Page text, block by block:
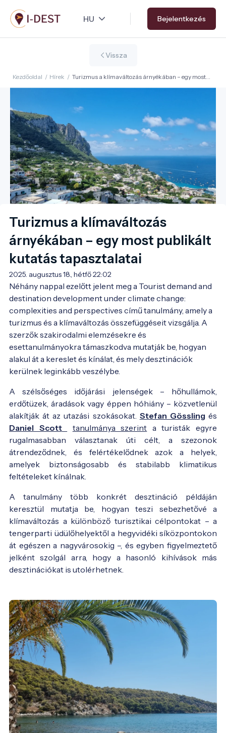
Ugrás
a
tartalomra
Bejelentkezés
Vissza
Kezdőoldal / Hírek / Turizmus a klímaváltozás árnyékában – egy most
publikált kutatás tapasztalatai
Turizmus a klímaváltozás
árnyékában – egy most publikált
kutatás tapasztalatai
2025. augusztus 18., hétfő 22:02
Néhány nappal ezelőtt jelent meg a Tourist demand and
destination development under climate change:
complexities and perspectives című tanulmány, amely a
turizmus és a klímaváltozás összefüggéseit vizsgálja. A
szerzők szakirodalmi elemzésekre és
esettanulmányokra támaszkodva mutatják be, hogyan
alakul át a kereslet és kínálat, és mely desztinációk
kerülnek leginkább veszélybe.
A szélsőséges időjárási jelenségek – hőhullámok,
erdőtüzek, áradások vagy éppen hóhiány – közvetlenül
alakítják át az utazási szokásokat. Stefan Gössling és
Daniel Scott
tanulmánya szerint a turisták egyre
rugalmasabban választanak úti célt, a szezonok
átrendeződnek, és felértékelődnek azok a helyek,
amelyek biztonságosabb és stabilabb klimatikus
feltételeket kínálnak.
A tanulmány több konkrét desztináció példáján
keresztül mutatja be, hogyan teszi sebezhetővé a
klímaváltozás a különböző turisztikai célpontokat – a
tengerparti üdülőhelyektől a hegyvidéki síközpontokon
át egészen a nagyvárosokig –, és egyben figyelmeztető
jelként szolgál arra, hogy a hasonló kihívások más
desztinációkat is utolérhetnek.